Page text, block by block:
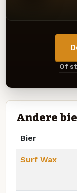
Of
Andere
Bier
Surf Wax